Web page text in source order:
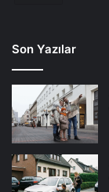
Son Yazılar